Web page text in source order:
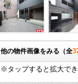
他の物件画像をみる（全
※タップすると拡大で